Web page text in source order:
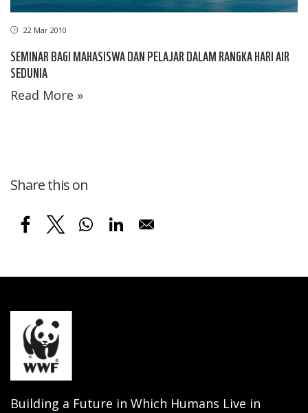
22 Mar 2010
SEMINAR BAGI MAHASISWA DAN PELAJAR DALAM RANGKA HARI AIR
SEDUNIA
Read More »
Share this on
Building a Future in Which Humans Live in